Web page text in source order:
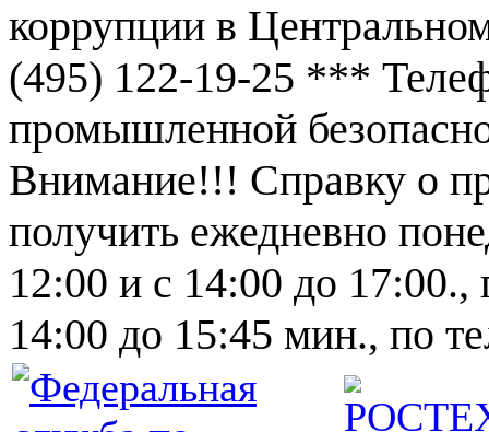
коррупции в
(495) 122-19-25 ***
промышленной
Внимание!!! Справку о
получить ежедневно
12:00 и с 14:00 до 17:00.,
14:00 до 15:45 мин., по